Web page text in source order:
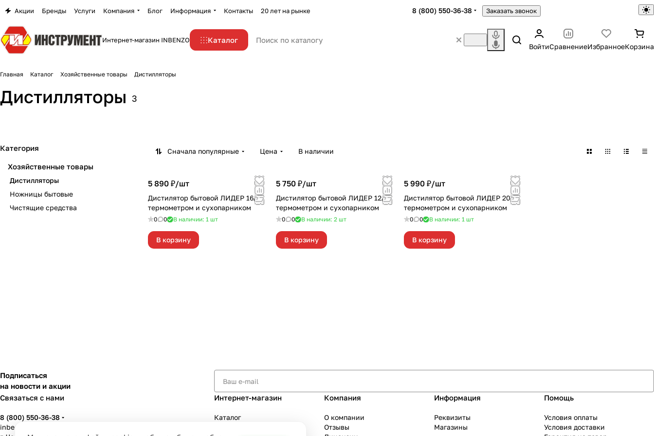
Акции Бренды Услуги Компания Блог Информация Контакты 20 лет на рынке 8 (800) 550-36-38 Заказать звонок
Интернет-магазин INBENZO Каталог
ВойтиСравнениеИзбранноеКорзина
Главная Каталог Хозяйственные товары Дистилляторы
Дистилляторы 3
Сначала популярные Цена В наличии
5 890 ₽/шт
Дистилятор бытовой ЛИДЕР 16л с
термометром и сухопарником
0 0 В наличии: 1 шт
В корзину
5 750 ₽/шт
Дистилятор бытовой ЛИДЕР 12л с
термометром и сухопарником
0 0 В наличии: 2 шт
В корзину
5 990 ₽/шт
Дистилятор бытовой ЛИДЕР 20л с
термометром и сухопарником
0 0 В наличии: 1 шт
В корзину
Категория
Хозяйственные товары
Дистилляторы
Ножницы бытовые
Чистящие средства
Подписаться
на новости и акции
Связаться с нами
8 (800) 550-36-38
inbenzo35@list.ru
Интернет-магазин
Каталог
Компания
О компании
Отзывы
Информация
Реквизиты
Магазины
Помощь
Условия оплаты
Условия доставки